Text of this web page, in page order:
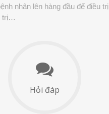
nhân lên hàng đầu để điều trị
trị…
Hỏi đáp